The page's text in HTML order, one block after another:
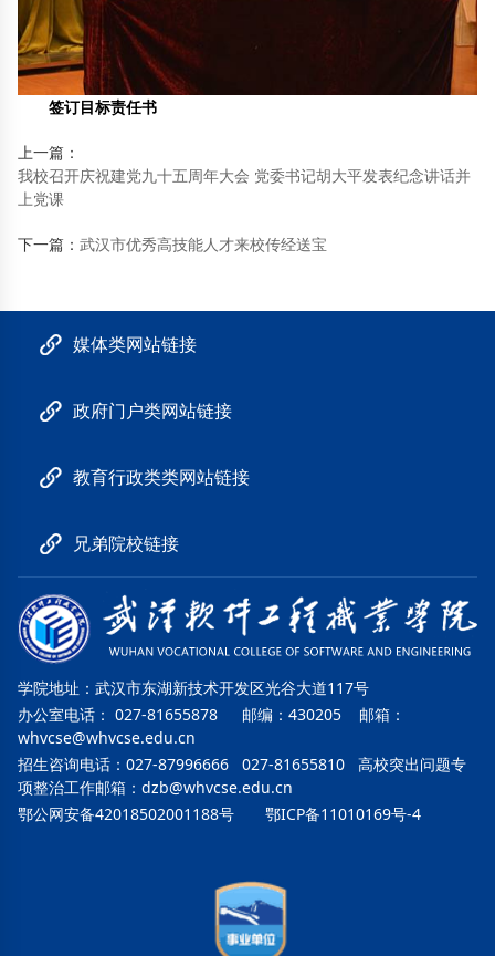
签订目标责任书
上一篇：
我校召开庆祝建党九十五周年大会 党委书记胡大平发表纪念讲话并
上党课
下一篇：武汉市优秀高技能人才来校传经送宝
媒体类网站链接
政府门户类网站链接
教育行政类类网站链接
兄弟院校链接
学院地址：武汉市东湖新技术开发区光谷大道117号
办公室电话： 027-81655878 邮编：430205 邮箱：
whvcse@whvcse.edu.cn
招生咨询电话：027-87996666 027-81655810 高校突出问题专
项整治工作邮箱：dzb@whvcse.edu.cn
鄂公网安备42018502001188号
鄂ICP备11010169号-4